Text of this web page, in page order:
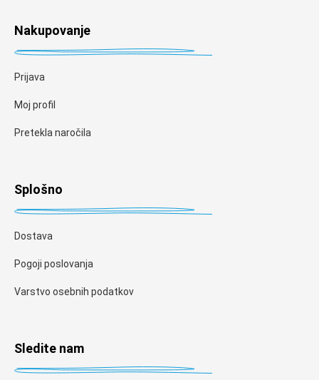
Nakupovanje
Prijava
Moj profil
Pretekla naročila
Splošno
Dostava
Pogoji poslovanja
Varstvo osebnih podatkov
Sledite nam